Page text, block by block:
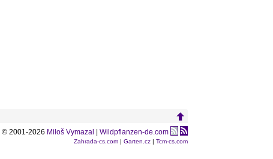
| © 2001-2026 Miloš Vymazal Wildpflanzen-de.com
Zahrada-cs.com | Garten.cz | Tcm-cs.com